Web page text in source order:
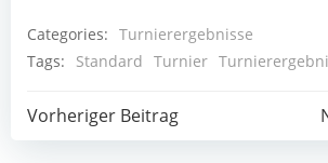
Categories: Turnierergebnisse
Tags:
Standard Turnier
Post
Vorheriger Beitrag